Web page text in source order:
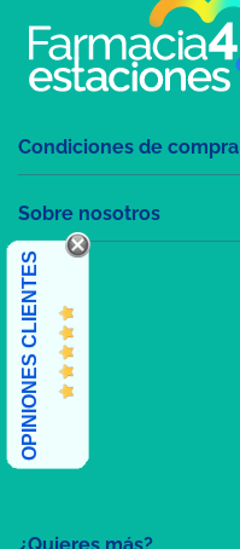
¿Quieres más?
Condiciones de compra
Sobre nosotros
OPINIONES CLIENTES